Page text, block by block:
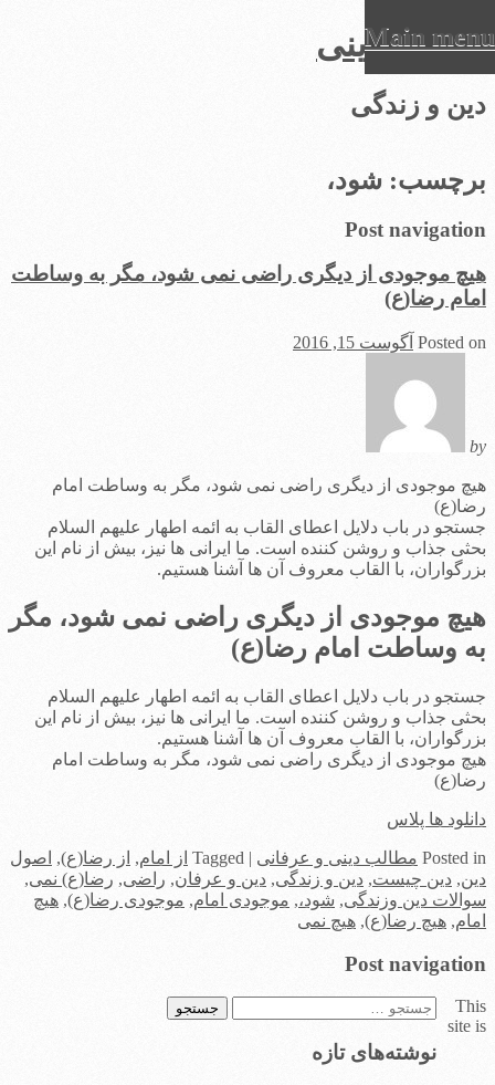
عرفان دینی
دین و زندگی
Main menu
to
content
برچسب: شود،
Post navigation
هیچ موجودی از دیگری راضی نمی شود، مگر به وساطت
امام رضا(ع)
Posted on آگوست 15, 2016
by
هیچ موجودی از دیگری راضی نمی شود، مگر به وساطت امام
رضا(ع)
جستجو در باب دلایل اعطای القاب به ائمه اطهار علیهم السلام
بحثی جذاب و روشن کننده است. ما ایرانی ها نیز، بیش از نام این
بزرگواران، با القاب معروف آن ها آشنا هستیم.
هیچ موجودی از دیگری راضی نمی شود، مگر
به وساطت امام رضا(ع)
جستجو در باب دلایل اعطای القاب به ائمه اطهار علیهم السلام
بحثی جذاب و روشن کننده است. ما ایرانی ها نیز، بیش از نام این
بزرگواران، با القاب معروف آن ها آشنا هستیم.
هیچ موجودی از دیگری راضی نمی شود، مگر به وساطت امام
رضا(ع)
دانلود ها پلاس
Posted in مطالب دینی و عرفانی |
Tagged از امام, از رضا(ع), اصول
دین, دین چیست, دین و زندگی, دین و عرفان, راضی, رضا(ع) نمی,
سوالات دین وزندگی, شود،, موجودی امام, موجودی رضا(ع), هیچ
امام, هیچ رضا(ع), هیچ نمی
Post navigation
جستجو
نوشته‌های تازه
This
site is